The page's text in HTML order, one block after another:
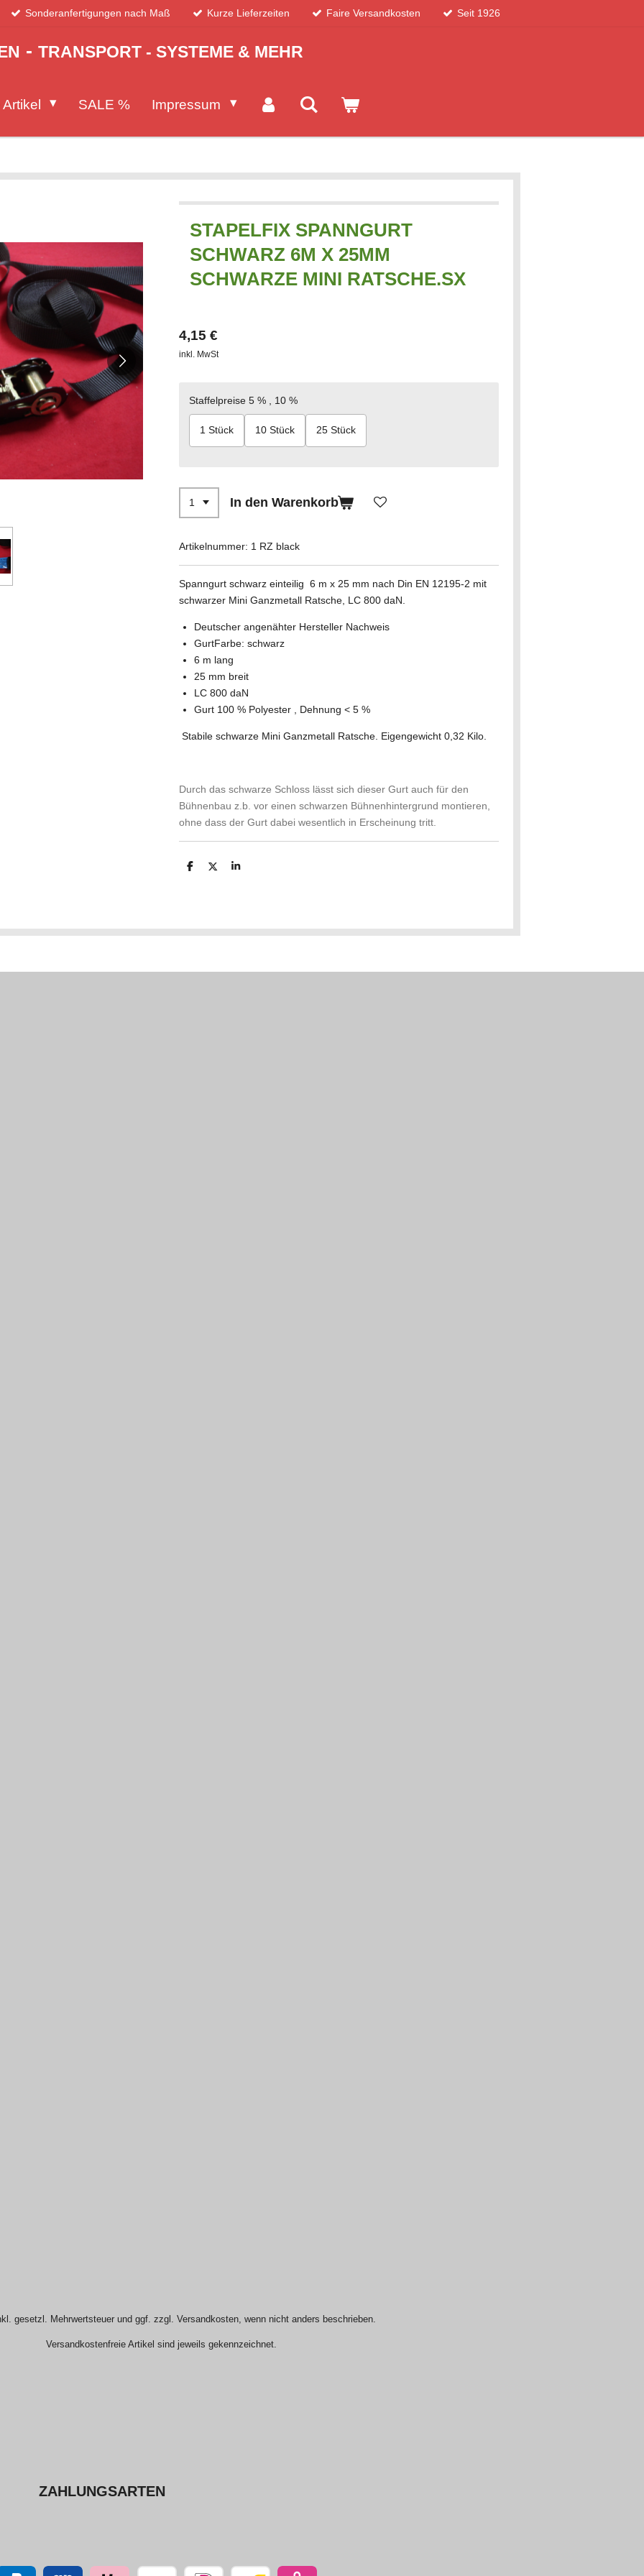
Sonderanfertigungen nach Maß Kurze Lieferzeiten Faire Versandkosten Seit 1926
- TRANSPORT - SYSTEME & MEHR
Artikel SALE % Impressum
STAPELFIX SPANNGURT
SCHWARZ 6M X 25MM
SCHWARZE MINI RATSCHE.SX
4,15 €
inkl. MwSt
Staffelpreise 5 % , 10 %
1 Stück 10 Stück 25 Stück
In den Warenkorb
Artikelnummer: 1 RZ black
Spanngurt schwarz einteilig 6 m x 25 mm nach Din EN 12195-2 mit
schwarzer Mini Ganzmetall Ratsche, LC 800 daN.
Deutscher angenähter Hersteller Nachweis
GurtFarbe: schwarz
6 m lang
25 mm breit
LC 800 daN
Gurt 100 % Polyester , Dehnung < 5 %
Stabile schwarze Mini Ganzmetall Ratsche. Eigengewicht 0,32 Kilo.
Durch das schwarze Schloss lässt sich dieser Gurt auch für den
Bühnenbau z.b. vor einen schwarzen Bühnenhintergrund montieren,
ohne dass der Gurt dabei wesentlich in Erscheinung tritt.
T
T
T
gesetzl. Mehrwertsteuer und ggf. zzgl. Versandkosten, wenn nicht anders beschrieben.
Versandkostenfreie Artikel sind jeweils gekennzeichnet.
ZAHLUNGSARTEN